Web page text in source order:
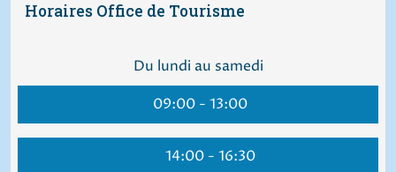
Horaires Office de Tourisme
Du lundi au samedi
09:00 - 13:00
14:00 - 16:30